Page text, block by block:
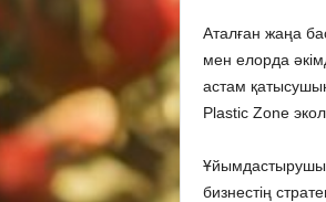
Аталған жаңа
мен елорда
астам
Plastic Zone
бизнестің